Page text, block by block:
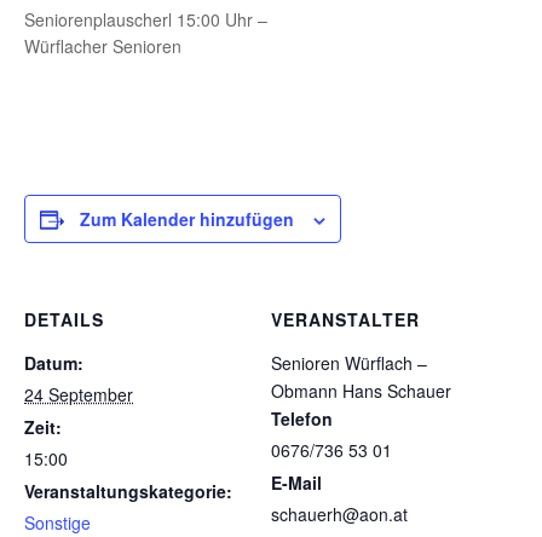
Seniorenplauscherl 15:00 Uhr –
Würflacher Senioren
Zum Kalender hinzufügen
DETAILS
Datum:
24 September
Zeit:
15:00
Veranstaltungskategorie:
Sonstige
VERANSTALTER
Senioren Würflach –
Obmann Hans Schauer
Telefon
0676/736 53 01
E-Mail
schauerh@aon.at